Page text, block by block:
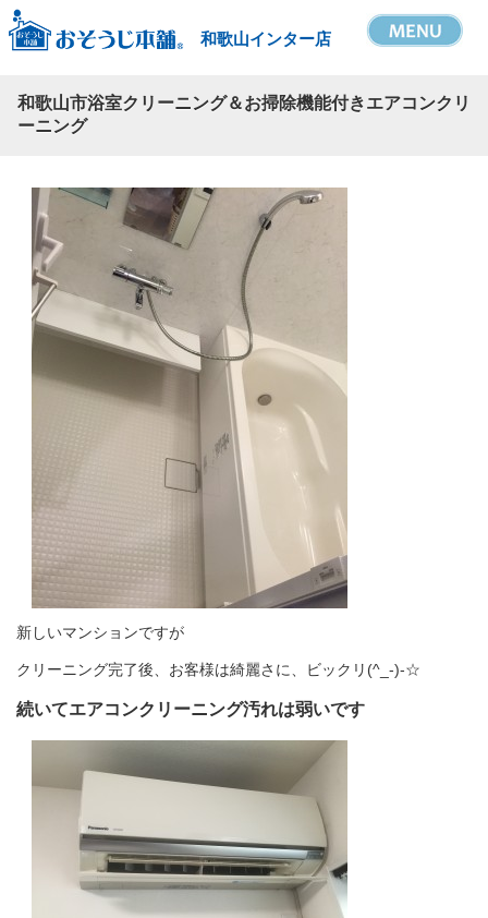
和歌山インター店
和歌山市浴室クリーニング＆お掃除機能付きエアコンクリ
ーニング
新しいマンションですが
クリーニング完了後、お客様は綺麗さに、ビックリ(^_-)-☆
続いてエアコンクリーニング汚れは弱いです